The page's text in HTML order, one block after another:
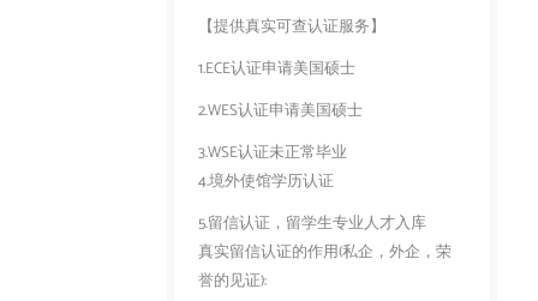
【提供真实可查认证服务】
1.ECE认证申请美国硕士
2.WES认证申请美国硕士
3.WSE认证未正常毕业
4.境外使馆学历认证
5.留信认证，留学生专业人才入库
真实留信认证的作用(私企，外企，荣
誉的见证):